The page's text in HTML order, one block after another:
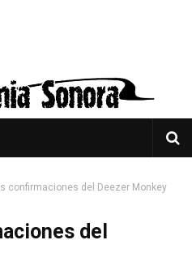
confirmaciones del Deezer Monkey
del